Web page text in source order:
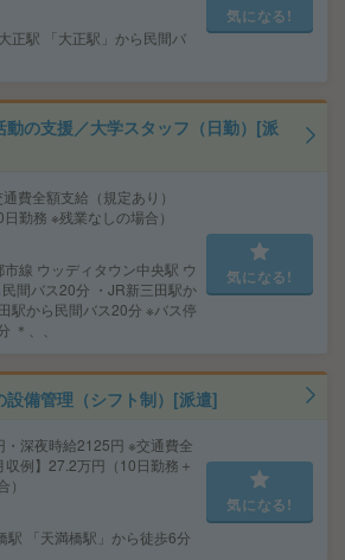
正駅 「大正駅」から民間バ
気になる!
動の支援／大学スタッフ（日勤）[派
費全額支給（規定あり）
勤務 ※残業なしの場合）
線 ウッディタウン中央駅 ウ
間バス20分 ・JR新三田駅か
駅から民間バス20分 ※バス停
＊、、
気になる!
設備管理（シフト制）[派遣]
・深夜時給2125円 ※交通費全
例】27.2万円（10日勤務＋
駅 「天満橋駅」から徒歩6分
気になる!